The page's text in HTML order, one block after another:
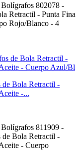
802078 -
Retractil - Punta Fina
Rojo/Blanco - 4
Bola Retractil -
-...
811909 -
Bola Retractil -
- Cuerpo